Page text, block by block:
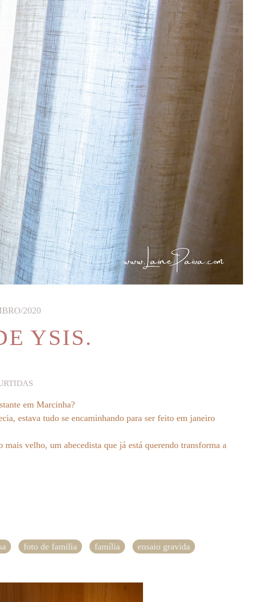
2020
YSIS.
em Marcinha?
estava tudo se encaminhando para ser feito em janeiro
velho, um abecedista que já está querendo transforma a
foto de familia família
ensaio gravida